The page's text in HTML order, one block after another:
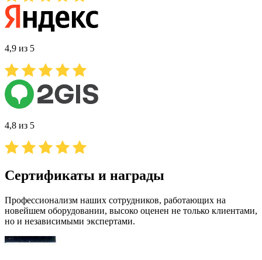
4,9 из 5
4,8 из 5
Сертификаты и награды
Профессионализм наших сотрудников, работающих на
новейшем оборудовании, высоко оценен не только клиентами,
но и независимыми экспертами.